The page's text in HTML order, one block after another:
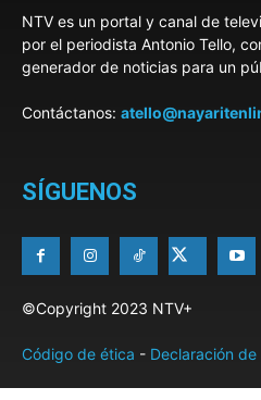
NTV es un portal y canal de
por el periodista Antonio Tello,
generador de noticias para un
Contáctanos:
SÍGUENOS
©Copyright 2023 NTV+
Código de ética - Declaración